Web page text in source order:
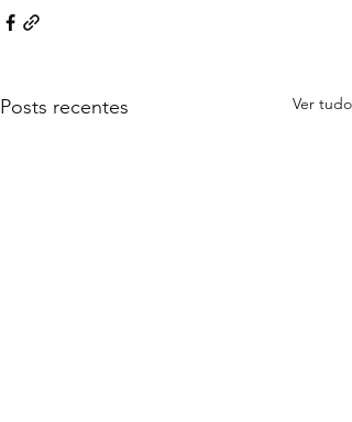
Posts recentes Ver tudo